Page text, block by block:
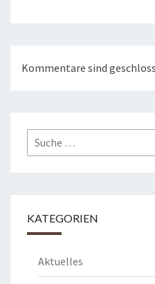
Kommentare sind
Suche
nach:
KATEGORIEN
Aktuelles